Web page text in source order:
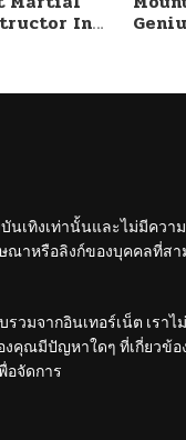
In
นเทิงเท่านั้นและไม่มีควา
ณาหรือลิงก์ของบุคคลที่ส
วมจากอินเทอร์เน็ต เราไ
คุณมีปัญหาใดๆ ที่เกี่ยวข้อ
อจัดการ